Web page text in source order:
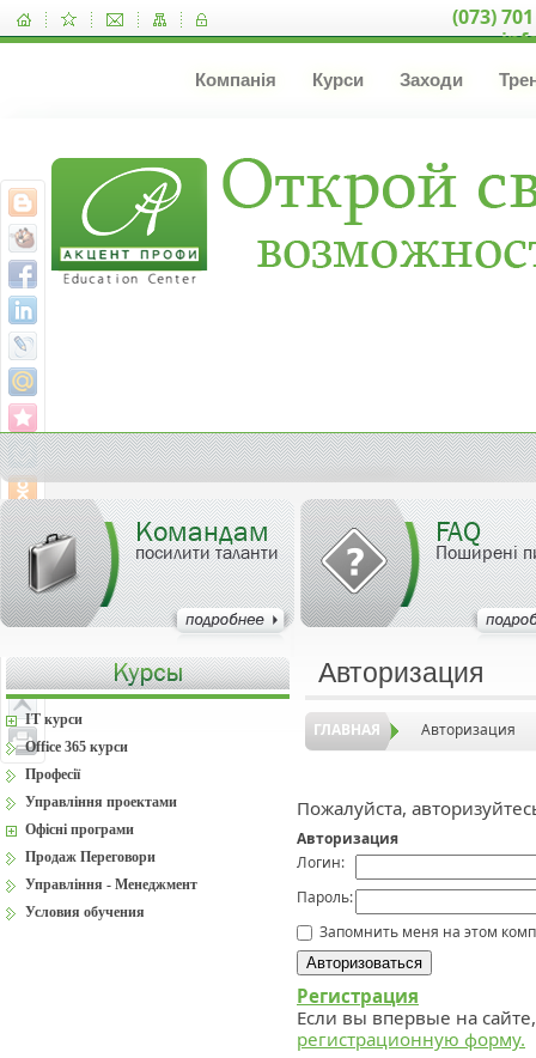
(073)
Компанія Курси Заходи
Командам
посилити таланти
FAQ
Поширені
Авторизация
ГЛАВНАЯ Авторизация
Пожалуйста,
Авторизация
Логин:
Пароль:
Запомнить меня на этом
Регистрация
Если вы впервые на
регистрационную форму.
IT курси
Office 365 курси
Професії
Управління проектами
Офісні програми
Продаж Переговори
Управління - Менеджмент
Условия обучения